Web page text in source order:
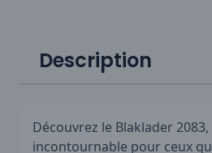
Description
Découvrez le Blaklader
incontournable pour ceux